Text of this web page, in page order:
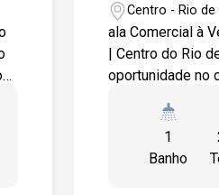
Centro - Rio
ala Comercial à
| Centro do Rio de
oportunidade no
Almirante
Edifício Capital,
portaria
1
Banho